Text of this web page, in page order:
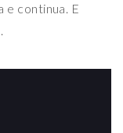
e continua. E